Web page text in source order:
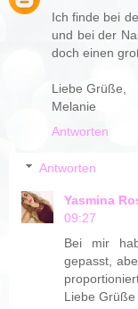
Ich finde bei
und bei der
doch einen
Liebe Grüße,
Melanie
Antworten
Antworten
Yasmina
09:27
Bei mir
gepasst,
Liebe Grüße